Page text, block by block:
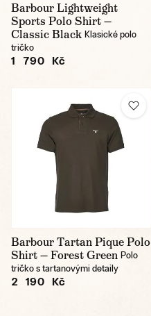
Barbour Lightweight
Sports Polo Shirt —
Classic Black Klasické polo
tričko
1 790 Kč
Barbour Tartan Pique Polo
Shirt — Forest Green Polo
tričko s tartanovými detaily
2 190 Kč